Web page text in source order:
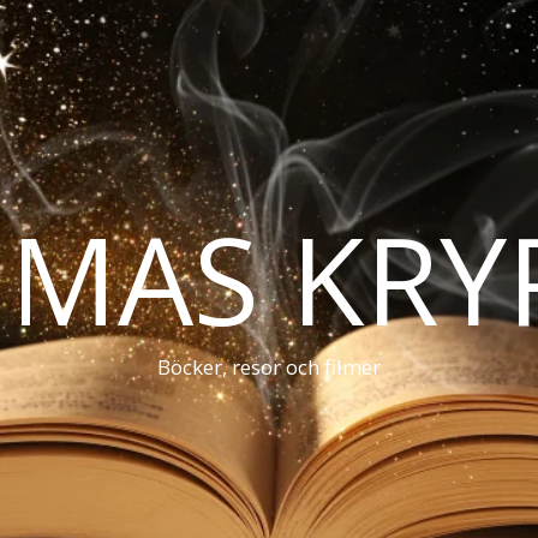
Böcker, resor och filmer